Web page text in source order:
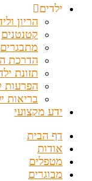
ילדים
הריון
קטנטנים
מתבגרים
הדרכת
תזונת
הפרעות
בריאות
ידע מקצועי
דף הבית
אודות
מטפלים
מבוגרים